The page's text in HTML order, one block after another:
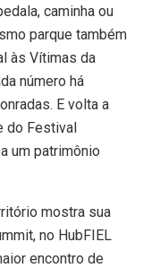
caminha ou
parque também
às Vítimas da
número há
E volta a
do Festival
um patrimônio
mostra sua
no HubFIEL
encontro de